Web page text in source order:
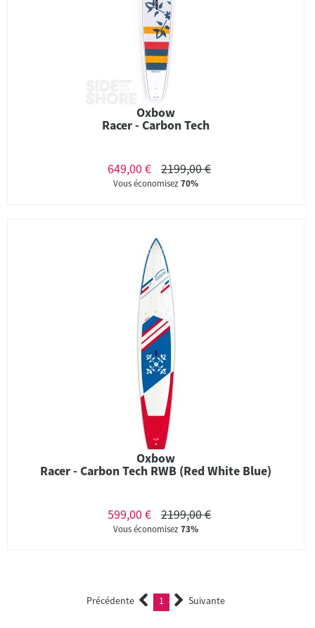
Oxbow
Racer - Carbon Tech
649,00 € 2199,00 €
Vous économisez70%
Oxbow
Racer - Carbon Tech RWB (Red White Blue)
599,00 € 2199,00 €
Vous économisez73%
Précédente 1 (current)Suivante